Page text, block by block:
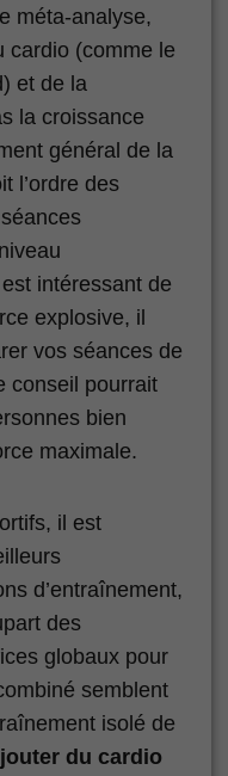
méta-analyse,
cardio (comme le
et de la
la croissance
général de la
l’ordre des
intéressant de
explosive, il
vos séances de
conseil pourrait
bien
maximale.
il est
d’entraînement,
des
globaux pour
semblent
isolé de
du cardio